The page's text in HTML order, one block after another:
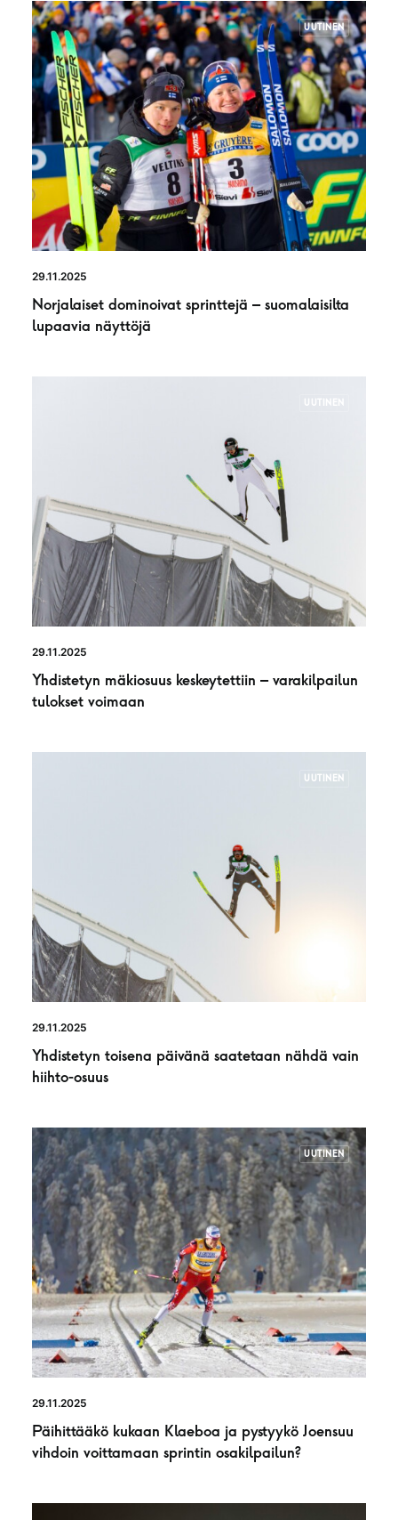
UUTINEN
29.11.2025
Norjalaiset dominoivat sprinttejä – suomalaisilta
lupaavia näyttöjä
UUTINEN
29.11.2025
Yhdistetyn mäkiosuus keskeytettiin – varakilpailun
tulokset voimaan
UUTINEN
29.11.2025
Yhdistetyn toisena päivänä saatetaan nähdä vain
hiihto-osuus
UUTINEN
29.11.2025
Päihittääkö kukaan Klaeboa ja pystyykö Joensuu
vihdoin voittamaan sprintin osakilpailun?